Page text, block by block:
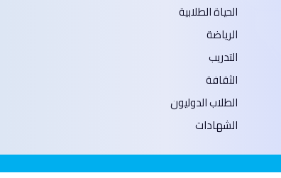
الحياة الطلابية
الرياضة
التدريب
الثقافة
الطلاب الدوليون
الشهادات